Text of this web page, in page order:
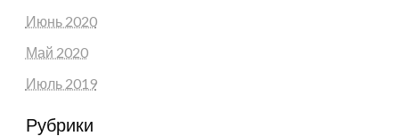
Июнь 2020
Май 2020
Июль 2019
Рубрики